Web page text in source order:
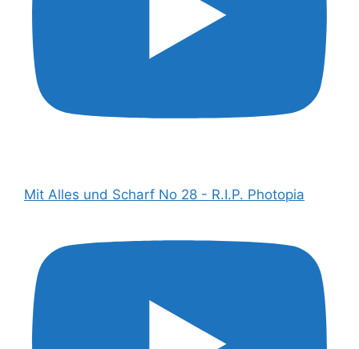
Mit Alles und Scharf No 28 - R.I.P. Photopia